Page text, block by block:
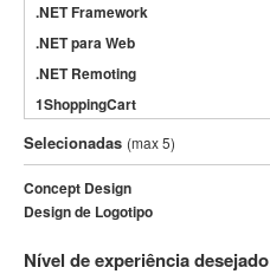
.NET Framework
.NET para Web
.NET Remoting
1ShoppingCart
3DS Max
3GSM
4D Dimension
802.11
A&P
Selecionadas (max 5)
Concept Design
Design de Logotipo
Nível de experiência desejado